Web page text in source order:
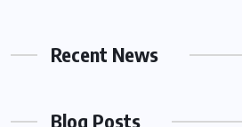
Recent News
Blog Posts